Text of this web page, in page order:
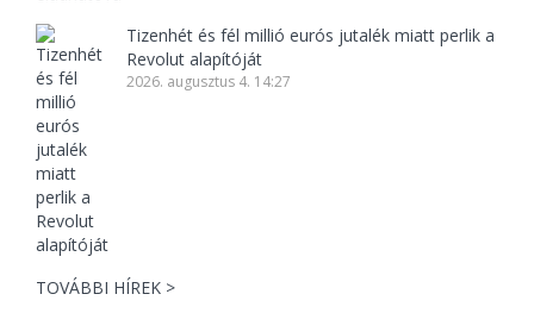
Tizenhét és fél millió eurós jutalék miatt perlik a
Revolut alapítóját
2026. augusztus 4. 14:27
TOVÁBBI HÍREK >